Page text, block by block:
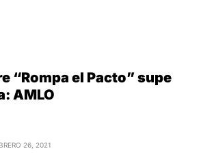
“Rompa el Pacto” supe
AMLO
26, 2021